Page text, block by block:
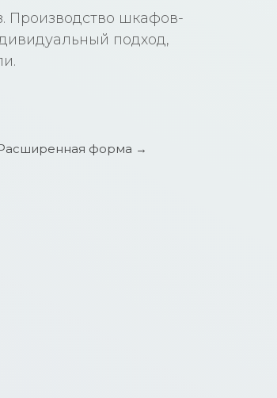
Производство шкафов-
подход,
форма →